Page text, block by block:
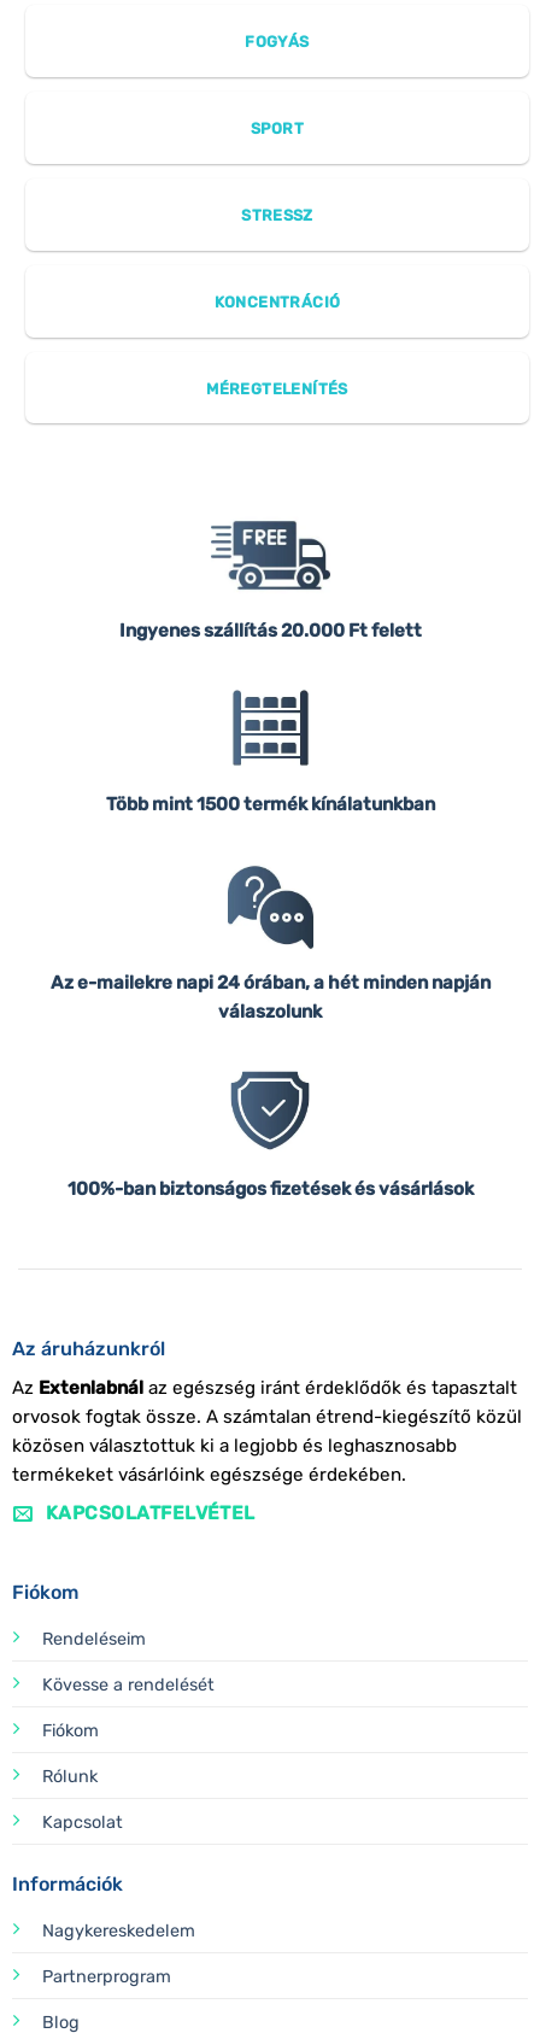
FOGYÁS
SPORT
STRESSZ
KONCENTRÁCIÓ
MÉREGTELENÍTÉS
Ingyenes szállítás20.000 Ft felett
Több mint 1500 termék kínálatunkban
Az e-mailekre napi 24 órában, a hét minden napján
válaszolunk
100%-ban biztonságos fizetések és vásárlások
Az áruházunkról
Az Extenlabnálaz egészség iránt érdeklődők és tapasztalt
orvosok fogtak össze. A számtalan étrend-kiegészítő közül
közösen választottuk ki a legjobb és leghasznosabb
termékeket vásárlóink egészsége érdekében.
KAPCSOLATFELVÉTEL
Fiókom
Rendeléseim
Kövesse a rendelését
Fiókom
Rólunk
Kapcsolat
Információk
Nagykereskedelem
Partnerprogram
Blog